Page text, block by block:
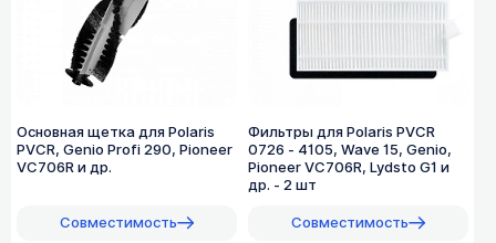
Основная щетка для Polaris
PVCR, Genio Profi 290, Pioneer
VC706R и др.
Совместимость
Фильтры для Polaris PVCR
0726 - 4105, Wave 15, Genio,
Pioneer VC706R, Lydsto G1 и
др. - 2 шт
Совместимость